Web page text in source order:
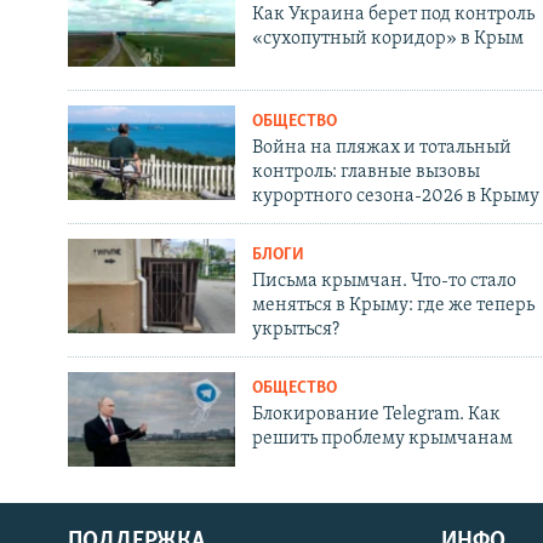
Как Украина берет под контроль
«сухопутный коридор» в Крым
ОБЩЕСТВО
Война на пляжах и тотальный
контроль: главные вызовы
курортного сезона-2026 в Крыму
БЛОГИ
Письма крымчан. Что-то стало
меняться в Крыму: где же теперь
укрыться?
ОБЩЕСТВО
Блокирование Telegram. Как
решить проблему крымчанам